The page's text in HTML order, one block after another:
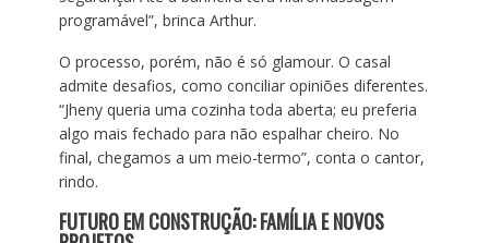
programável”, brinca Arthur.
O processo, porém, não é só glamour. O casal
admite desafios, como conciliar opiniões diferentes.
“Jheny queria uma cozinha toda aberta; eu preferia
algo mais fechado para não espalhar cheiro. No
final, chegamos a um meio-termo”, conta o cantor,
rindo.
FUTURO EM CONSTRUÇÃO: FAMÍLIA E NOVOS